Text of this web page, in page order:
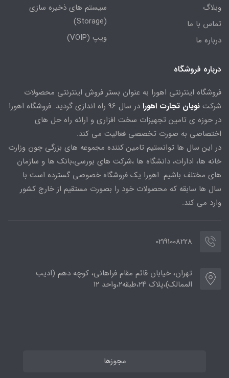
وبلاگ
تماس با ما
درباره ما
سیستم های ذخیره سازی
(Storage)
ویپ (VOIP)
درباره فروشگاه
فروشگاه اینترنتی اهورا به عنوان بستر فروش اینترنتی محصولات
شرکت نویان تجارت اهورا
در سال 96 راه اندازی گردید. فروشگاه اهورا
در حوزه ی تامین تجهیزات سخت افزاری و ارائه راه حل های
اختصاصی به صورت تخصصی فعالیت می کند.
در این سال ها توانستیم تامین کننده مجموعه های بزرگی چون وزارت
خانه ها، ادارات، دانشگاه ها ،شرکت های بورسی،بانک ها و سازمان
های مختلف باشیم. اهورا یک فروشگاه خصوصی گسترده است با
سال ها سابقه که محصولات خود را بصورت مستقیم از خارج کشور
وارد می کند.
02191008228
تهران، خیابان قائم مقام فراهانی، کوچه دهم (ادیب
الممالک)،پلاک ۲۴،طبقه۲،واحد ۱۲
مجوزها